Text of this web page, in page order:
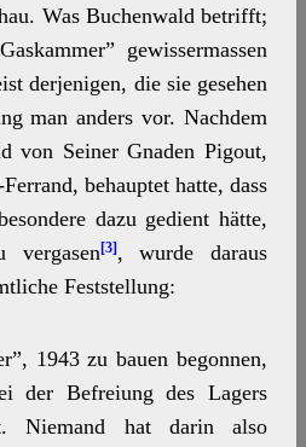
Was Buchenwald betrifft;
gewissermassen
derjenigen, die sie gesehen
man anders vor. Nachdem
von Seiner Gnaden Pigout,
behauptet hatte, dass
dazu gedient hätte,
vergasen[3], wurde daraus
Feststellung:
1943 zu bauen begonnen,
der Befreiung des Lagers
Niemand hat darin also